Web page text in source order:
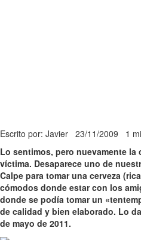
Escrito por: Javier 23/11/2009 1
Lo sentimos, pero nuevamente
víctima. Desaparece uno de
Calpe para tomar una cerveza
cómodos donde estar con los
donde se podía tomar un
de calidad y bien elaborado. Lo
de mayo de 2011.